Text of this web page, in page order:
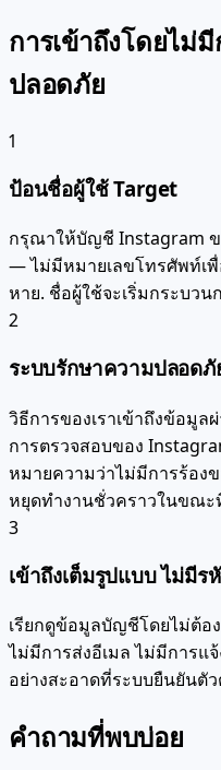
การเข้าถึงโดยไม่
ปลอดภัย
1
ป้อนชื่อผู้ใช้ Target
กรุณาให้บัญชี Instagram
— ไม่มีหมายเลขโทรศัพท์เพื่
หาย. ชื่อผู้ใช้จะเริ่มกระบว
2
ระบบรักษาความปลอด
วิธีการของเราเข้าถึงข้อมู
การตรวจสอบของ
หมายความว่าไม่มีการร้อง
หยุดทำงานชั่วคราวในขณะ
3
เข้าถึงเต็มรูปแบบ ไม่มีร
เรียกดูข้อมูลบัญชีโดยไม่ต้อ
ไม่มีการส่งอีเมล ไม่มีการแ
อย่างสะอาดที่ระบบยืนยันตัว
คำถามที่พบบ่อย